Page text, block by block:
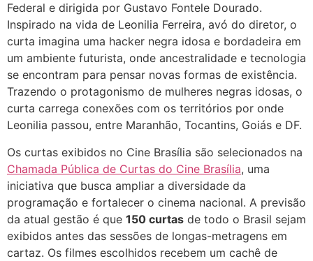
Federal e dirigida por Gustavo Fontele Dourado.
Inspirado na vida de Leonilia Ferreira, avó do diretor, o
curta imagina uma hacker negra idosa e bordadeira em
um ambiente futurista, onde ancestralidade e tecnologia
se encontram para pensar novas formas de existência.
Trazendo o protagonismo de mulheres negras idosas, o
curta carrega conexões com os territórios por onde
Leonilia passou, entre Maranhão, Tocantins, Goiás e DF.
Os curtas exibidos no Cine Brasília são selecionados na
Chamada Pública de Curtas do Cine Brasília, uma
iniciativa que busca ampliar a diversidade da
programação e fortalecer o cinema nacional. A previsão
da atual gestão é que 150 curtas de todo o Brasil sejam
exibidos antes das sessões de longas-metragens em
cartaz. Os filmes escolhidos recebem um cachê de